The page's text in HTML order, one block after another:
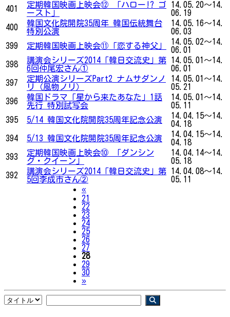
401
定期韓国映画上映会⑫ 「ハロー!? ゴ
ースト」
14.05.20～14.
06.19
400
韓国文化院開院35周年 韓国伝統舞台
特別公演
14.05.16～14.
06.03
399
定期韓国映画上映会⑪「恋する神父」
14.05.02～14.
06.01
398
講演会シリーズ2014「韓日交流史」第
6回仲尾宏さん①
14.05.01～14.
06.01
397
定期公演シリーズPart2 ナムサダンノ
リ（風物ノリ）
14.05.01～14.
05.21
396
韓国ドラマ「星から来たあなた」1話
先行 特別試写会
14.05.01～14.
05.11
395
5/14 韓国文化院開院35周年記念公演
14.04.15～14.
04.18
394
5/13 韓国文化院開院35周年記念公演
14.04.15～14.
04.18
393
定期韓国映画上映会⑩ 「ダンシン
グ・クイーン」
14.04.14～14.
05.18
392
講演会シリーズ2014「韓日交流史」第
5回李成市さん②
14.04.08～14.
05.11
«Previous
21
22
23
24
25
26
27
28
29
30
»Next